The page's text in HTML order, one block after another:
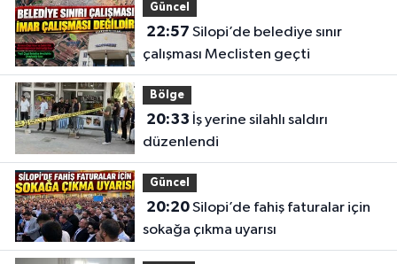
Güncel
22:57
çalışması Meclisten geçti
Bölge
20:33
düzenlendi
Güncel
20:20Silopi’de fahiş faturalar için
sokağa çıkma uyarısı